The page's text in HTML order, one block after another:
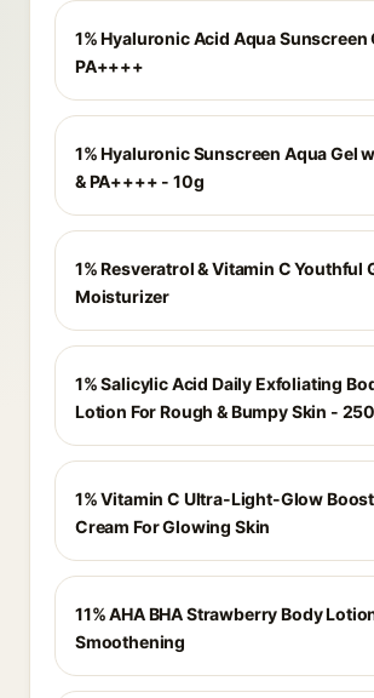
1% Hyaluronic Acid Aqua Sunscreen
PA++++
1% Hyaluronic Sunscreen Aqua Gel
& PA++++ - 10g
1% Resveratrol & Vitamin C Youthful
Moisturizer
1% Salicylic Acid Daily Exfoliating
Lotion For Rough & Bumpy Skin -
1% Vitamin C Ultra-Light-Glow
Cream For Glowing Skin
11% AHA BHA Strawberry Body
Smoothening